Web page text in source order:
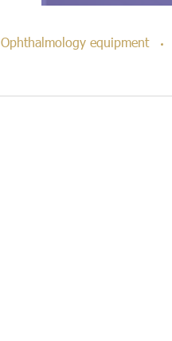
Ophthalmology equipment